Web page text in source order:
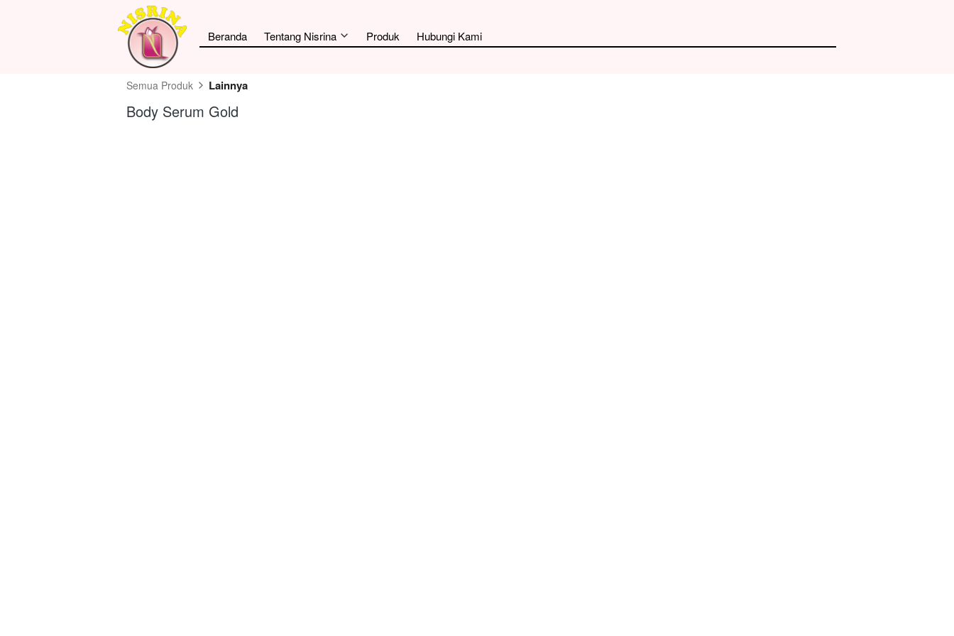
Beranda Tentang Nisrina Produk Hubungi Kami
Semua Produk Lainnya
Body Serum Gold